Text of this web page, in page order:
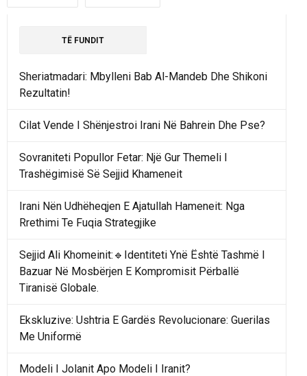
TË FUNDIT
Sheriatmadari: Mbylleni Bab Al-Mandeb Dhe Shikoni
Rezultatin!
Cilat Vende I Shënjestroi Irani Në Bahrein Dhe Pse?
Sovraniteti Popullor Fetar: Një Gur Themeli I
Trashëgimisë Së Sejjid Khameneit
Irani Nën Udhëheqjen E Ajatullah Hameneit: Nga
Rrethimi Te Fuqia Strategjike
Sejjid Ali Khomeinit:🔹Identiteti Ynë Është Tashmë I
Bazuar Në Mosbërjen E Kompromisit Përballë
Tiranisë Globale.
Ekskluzive: Ushtria E Gardës Revolucionare: Guerilas
Me Uniformë
Modeli I Jolanit Apo Modeli I Iranit?